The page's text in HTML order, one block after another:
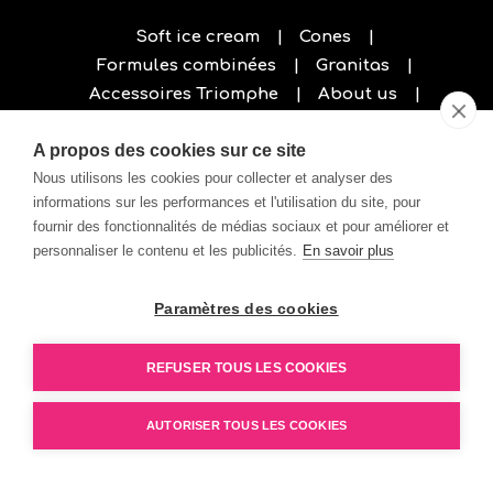
Soft ice cream
Cones
Formules combinées
Granitas
Accessoires Triomphe
About us
A propos des cookies sur ce site
Nous utilisons les cookies pour collecter et analyser des
informations sur les performances et l'utilisation du site, pour
fournir des fonctionnalités de médias sociaux et pour améliorer et
personnaliser le contenu et les publicités. En savoir plus
Paramètres des cookies
REFUSER TOUS LES COOKIES
AUTORISER TOUS LES COOKIES